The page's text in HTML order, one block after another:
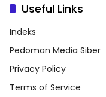
Useful Links
Indeks
Pedoman Media Siber
Privacy Policy
Terms of Service